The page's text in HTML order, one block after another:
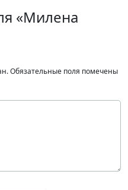
«Милена
Обязательные поля помечены